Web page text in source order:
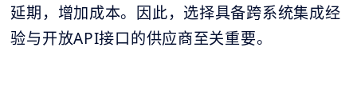
延期，增加成本。因此，选择具备跨系统集成经
验与开放API接口的供应商至关重要。